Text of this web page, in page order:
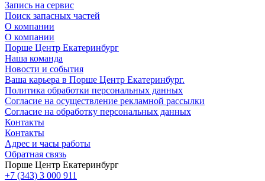
Запись на сервис
Поиск запасных частей
О компании
О компании
Порше Центр Екатеринбург
Наша команда
Новости и события
Ваша карьера в Порше Центр Екатеринбург.
Политика обработки персональных данных
Согласие на осуществление рекламной рассылки
Согласие на обработку персональных данных
Контакты
Контакты
Адрес и часы работы
Обратная связь
Порше Центр Екатеринбург
+7 (343) 3 000 911